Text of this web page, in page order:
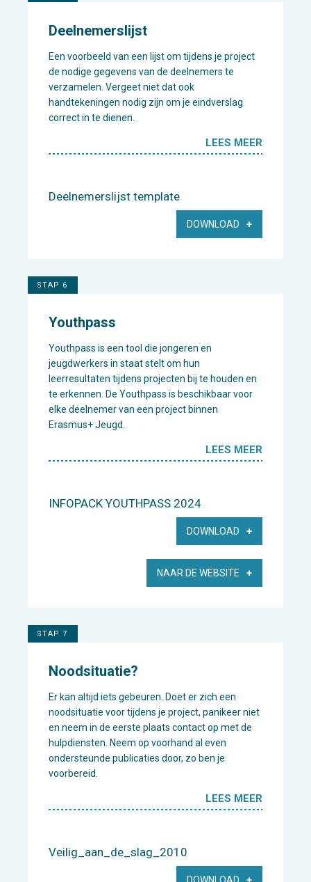
Deelnemerslijst
Een voorbeeld van een lijst om tijdens je project
de nodige gegevens van de deelnemers te
verzamelen. Vergeet niet dat ook
handtekeningen nodig zijn om je eindverslag
correct in te dienen.
LEES MEER
Deelnemerslijst template
DOWNLOAD
STAP 6
Youthpass
Youthpass is een tool die jongeren en
jeugdwerkers in staat stelt om hun
leerresultaten tijdens projecten bij te houden en
te erkennen. De Youthpass is beschikbaar voor
elke deelnemer van een project binnen
Erasmus+ Jeugd.
LEES MEER
INFOPACK YOUTHPASS 2024
DOWNLOAD
NAAR DE WEBSITE
STAP 7
Noodsituatie?
Er kan altijd iets gebeuren. Doet er zich een
noodsituatie voor tijdens je project, panikeer niet
en neem in de eerste plaats contact op met de
hulpdiensten. Neem op voorhand al even
ondersteunde publicaties door, zo ben je
voorbereid.
LEES MEER
Veilig_aan_de_slag_2010